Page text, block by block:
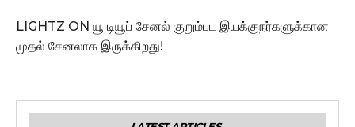
LIGHTZ ON யூ டியூப் சேனல் குறும்பட இயக்குநர்களுக்கான
முதல் சேனலாக இருக்கிறது!